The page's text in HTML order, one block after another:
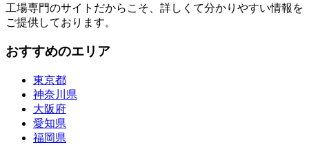
工場専門のサイトだからこそ、詳しくて分かりやすい情報を
ご提供しております。
おすすめのエリア
東京都
神奈川県
大阪府
愛知県
福岡県